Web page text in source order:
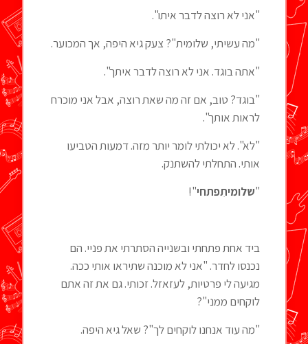
"אני לא רוצה לדבר איתו".
"מה עשיתי, שלומית"? צעק גיא היפה, אך המכוער.
"אתה בוגד. אני לא רוצה לדבר איתך".
"בוגד? טוב, אם זה מה שאת רוצה, אבל אני מוכרח
לראות אותך".
"לא". לא יכולתי לומר יותר מזה. דמעות הטביעו
אותי. התחלתי להשתנק.
"שלומיתִפתחי"!
ביד אחת פתחתי ובשנייה הסתרתי את פניי. הם
נכנסו לחדר. "אני לא מוכנה שתיראו אותי ככה.
מגיעה לי פרטיות, לעזאזל. זכותי. גם את זה אתם
לוקחים ממני"?
"מה עוד אנחנו לוקחים לך"? שאל גיא היפה.